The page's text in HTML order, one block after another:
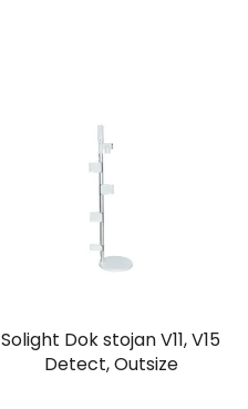
Solight Dok stojan V11, V15
Detect, Outsize